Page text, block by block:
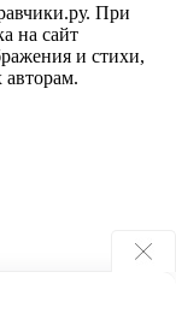
При
на сайт
и стихи,